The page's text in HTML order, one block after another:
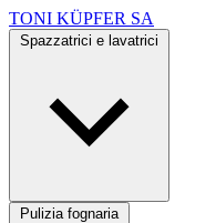
TONI KÜPFER SA
Pulizia fognaria